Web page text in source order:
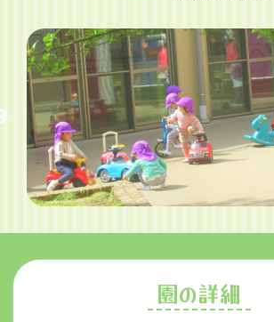
園の詳細